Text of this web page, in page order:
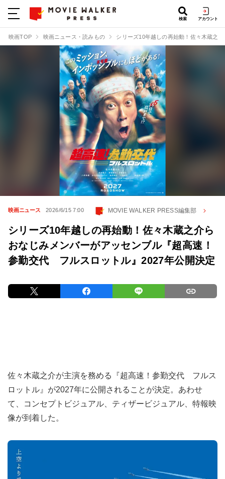
検索 アカウント
映画TOP 映画ニュース・読みもの シリーズ10年越しの再始動！佐々木蔵之
映画ニュース 2026/6/15 7:00 MOVIE WALKER PRESS編集部
シリーズ10年越しの再始動！佐々木蔵之介ら
おなじみメンバーがアッセンブル『超高速！
参勤交代 フルスロットル』2027年公開決定
佐々木蔵之介が主演を務める『超高速！参勤交代 フルス
ロットル』が2027年に公開されることが決定。あわせ
て、コンセプトビジュアル、ティザービジュアル、特報映
像が到着した。